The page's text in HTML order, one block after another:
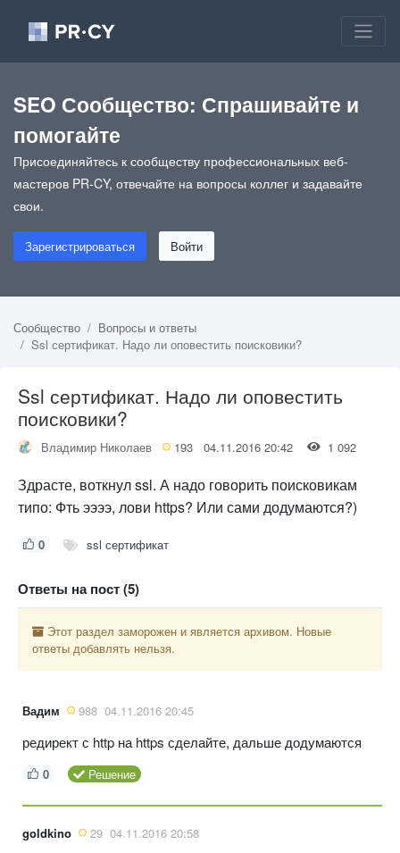
SEO Сообщество: Спрашивайте и
помогайте
Присоединяйтесь к сообществу профессиональных веб-
мастеров PR-CY, отвечайте на вопросы коллег и задавайте
свои.
Зарегистрироваться Войти
Сообщество
Вопросы и ответы
Ssl сертификат. Надо ли оповестить поисковики?
Ssl сертификат. Надо ли оповестить
поисковики?
Владимир Николаев 193 04.11.2016 20:42 1 092
Здрасте, воткнул ssl. А надо говорить поисковикам
типо: Фть ээээ, лови https? Или сами додумаются?)
0 ssl сертификат
Ответы на пост (5)
Этот раздел заморожен и является архивом. Новые
ответы добавлять нельзя.
Вадим 988 04.11.2016 20:45
редирект с http на https сделайте, дальше додумаются
0 Решение
goldkino 29 04.11.2016 20:58